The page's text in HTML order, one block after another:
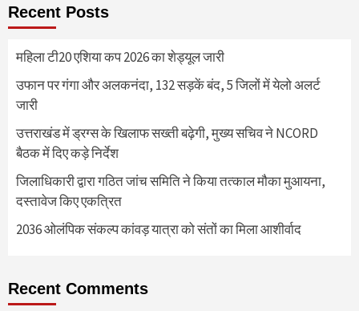
Recent Posts
महिला टी20 एशिया कप 2026 का शेड्यूल जारी
उफान पर गंगा और अलकनंदा, 132 सड़कें बंद, 5 जिलों में येलो अलर्ट
जारी
उत्तराखंड में ड्रग्स के खिलाफ सख्ती बढ़ेगी, मुख्य सचिव ने NCORD
बैठक में दिए कड़े निर्देश
जिलाधिकारी द्वारा गठित जांच समिति ने किया तत्काल मौका मुआयना,
दस्तावेज किए एकत्रित
2036 ओलंपिक संकल्प कांवड़ यात्रा को संतों का मिला आशीर्वाद
Recent Comments